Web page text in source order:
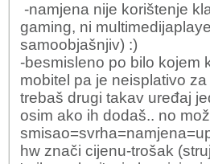
-namjena nije korištenje
gaming, ni
samoobjašnjiv) :)
-besmisleno po bilo kojem
mobitel pa je neisplativo
trebaš drugi takav uređaj
osim ako ih dodaš.. no
hw znači cijenu-trošak